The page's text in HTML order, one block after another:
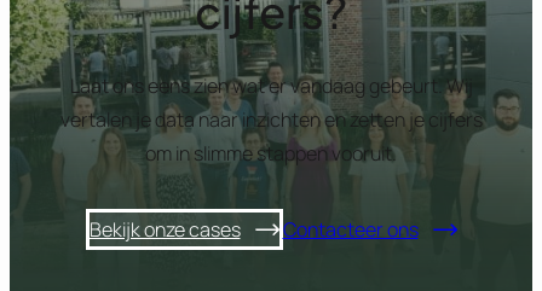
Laat ons eens zien wat er vandaag gebeurt. Wij
vertalen je data naar inzichten en zetten je cijfers
om in slimme stappen vooruit.
Bekijk onze cases Contacteer ons